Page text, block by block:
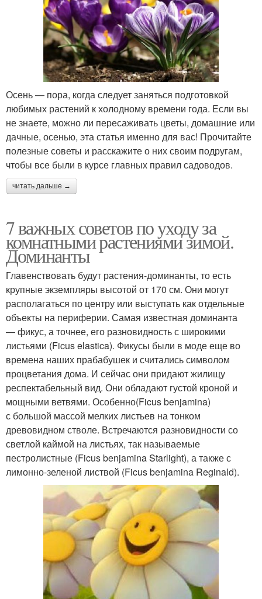
Осень — пора, когда следует заняться подготовкой
любимых растений к холодному времени года. Если вы
не знаете, можно ли пересаживать цветы, домашние или
дачные, осенью, эта статья именно для вас! Прочитайте
полезные советы и расскажите о них своим подругам,
чтобы все были в курсе главных правил садоводов.
читать дальше →
7 важных советов по уходу за
комнатными растениями зимой.
Доминанты
Главенствовать будут растения-доминанты, то есть
крупные экземпляры высотой от 170 см. Они могут
располагаться по центру или выступать как отдельные
объекты на периферии. Самая известная доминанта
— фикус, а точнее, его разновидность с широкими
листьями (Ficus elastica). Фикусы были в моде еще во
времена наших прабабушек и считались символом
процветания дома. И сейчас они придают жилищу
респектабельный вид. Они обладают густой кроной и
мощными ветвями. Особенно(Ficus benjamina)
с большой массой мелких листьев на тонком
древовидном стволе. Встречаются разновидности со
светлой каймой на листьях, так называемые
пестролистные (Ficus benjamina Starlight), а также с
лимонно-зеленой листвой (Ficus benjamina Reginald).